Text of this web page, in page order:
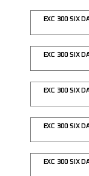
EXC 300 SIX
EXC 300 SIX
EXC 300 SIX
EXC 300 SIX
EXC 300 SIX